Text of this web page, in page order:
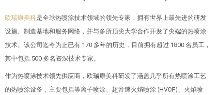
欧瑞康美科是全球热喷涂技术领域的领先专家，拥有世界上最先进的研发
设施、制造基地和服务网络，并与多所顶尖大学合作开发了尖端的热喷涂
技术。该公司迄今为止已有 170 多年的历史，目前拥有超过 1800 名员工，
其中包括 500 多名资深技术专家。
作为热喷涂技术领先供应商，欧瑞康美科研发了涵盖几乎所有热喷涂工艺
的热喷涂设备，主要包括等离子喷涂、超音速火焰喷涂 (HVOF)、火焰喷